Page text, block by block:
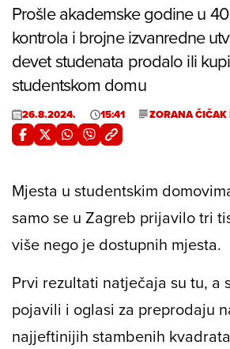
Prošle akademske godine u
kontrola i brojne izvanredne
devet studenata prodalo ili
studentskom domu
26.8.2024. 15:41 ZORANA ČIČAK
Mjesta u studentskim
samo se u Zagreb prijavilo tri
više nego je dostupnih mjesta.
Prvi rezultati natječaja su tu, a
pojavili i oglasi za preprodaju
najjeftinijih stambenih